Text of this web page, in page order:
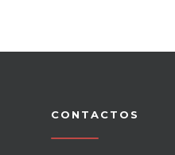
CONTACTOS